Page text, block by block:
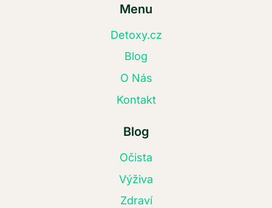
Menu
Detoxy.cz
Blog
O Nás
Kontakt
Blog
Očista
Výživa
Zdraví